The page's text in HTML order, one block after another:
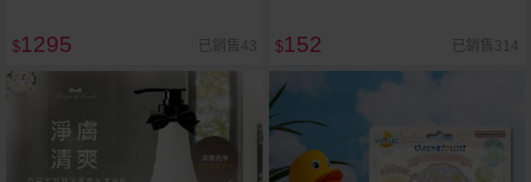
$1295 已銷售43 $152 已銷售314